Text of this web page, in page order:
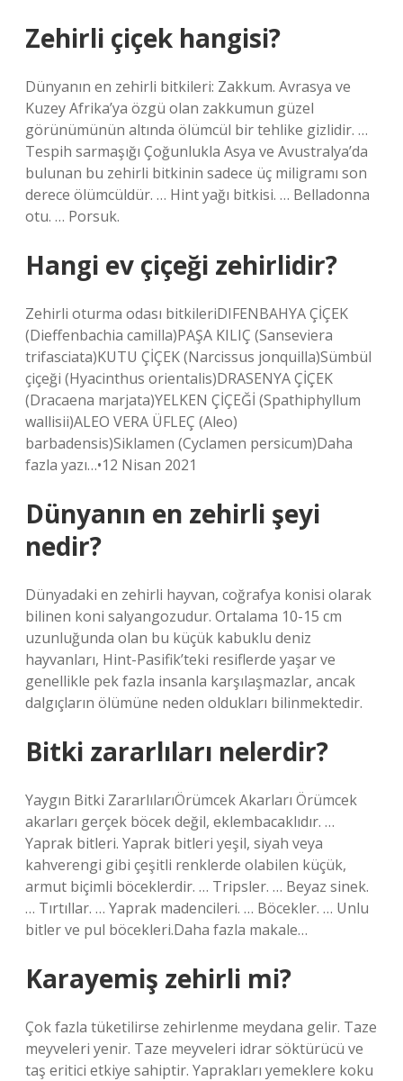
Zehirli çiçek hangisi?
Dünyanın en zehirli bitkileri: Zakkum. Avrasya ve
Kuzey Afrika’ya özgü olan zakkumun güzel
görünümünün altında ölümcül bir tehlike gizlidir. …
Tespih sarmaşığı Çoğunlukla Asya ve Avustralya’da
bulunan bu zehirli bitkinin sadece üç miligramı son
derece ölümcüldür. … Hint yağı bitkisi. … Belladonna
otu. … Porsuk.
Hangi ev çiçeği zehirlidir?
Zehirli oturma odası bitkileriDIFENBAHYA ÇİÇEK
(Dieffenbachia camilla)PAŞA KILIÇ (Sanseviera
trifasciata)KUTU ÇİÇEK (Narcissus jonquilla)Sümbül
çiçeği (Hyacinthus orientalis)DRASENYA ÇİÇEK
(Dracaena marjata)YELKEN ÇİÇEĞİ (Spathiphyllum
wallisii)ALEO VERA ÜFLEÇ (Aleo)
barbadensis)Siklamen (Cyclamen persicum)Daha
fazla yazı…•12 Nisan 2021
Dünyanın en zehirli şeyi
nedir?
Dünyadaki en zehirli hayvan, coğrafya konisi olarak
bilinen koni salyangozudur. Ortalama 10-15 cm
uzunluğunda olan bu küçük kabuklu deniz
hayvanları, Hint-Pasifik’teki resiflerde yaşar ve
genellikle pek fazla insanla karşılaşmazlar, ancak
dalgıçların ölümüne neden oldukları bilinmektedir.
Bitki zararlıları nelerdir?
Yaygın Bitki ZararlılarıÖrümcek Akarları Örümcek
akarları gerçek böcek değil, eklembacaklıdır. …
Yaprak bitleri. Yaprak bitleri yeşil, siyah veya
kahverengi gibi çeşitli renklerde olabilen küçük,
armut biçimli böceklerdir. … Tripsler. … Beyaz sinek.
… Tırtıllar. … Yaprak madencileri. … Böcekler. … Unlu
bitler ve pul böcekleri.Daha fazla makale…
Karayemiş zehirli mi?
Çok fazla tüketilirse zehirlenme meydana gelir. Taze
meyveleri yenir. Taze meyveleri idrar söktürücü ve
taş eritici etkiye sahiptir. Yaprakları yemeklere koku